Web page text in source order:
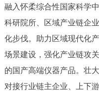
融入怀柔综合性国家科学
科研院所、区域产业链企
化步伐。助力区域现代化
场景建设，强化产业链攻
的国产高端仪器产品。壮
对接行业链主企业、上下